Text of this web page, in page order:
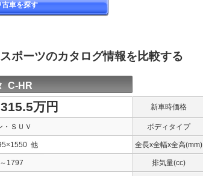
車を探す
ポーツのカタログ情報を比較する
C-HR
315.5万円 新車時価格
・ＳＵＶ ボディタイプ
他 全長x全幅x全高(mm)
1797 排気量(cc)